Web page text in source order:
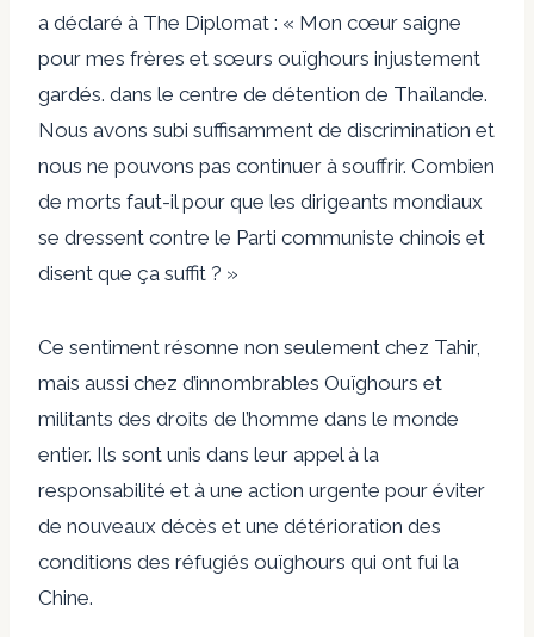
a déclaré à The Diplomat : « Mon cœur saigne
pour mes frères et sœurs ouïghours injustement
gardés. dans le centre de détention de Thaïlande.
Nous avons subi suffisamment de discrimination et
nous ne pouvons pas continuer à souffrir. Combien
de morts faut-il pour que les dirigeants mondiaux
se dressent contre le Parti communiste chinois et
disent que ça suffit ? »
Ce sentiment résonne non seulement chez Tahir,
mais aussi chez d’innombrables Ouïghours et
militants des droits de l’homme dans le monde
entier. Ils sont unis dans leur appel à la
responsabilité et à une action urgente pour éviter
de nouveaux décès et une détérioration des
conditions des réfugiés ouïghours qui ont fui la
Chine.